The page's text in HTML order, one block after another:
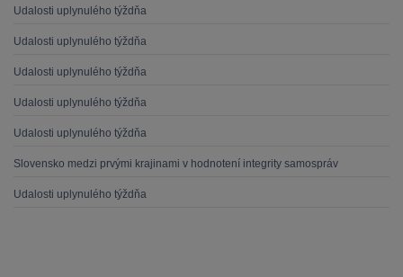
Udalosti uplynulého týždňa
Udalosti uplynulého týždňa
Udalosti uplynulého týždňa
Udalosti uplynulého týždňa
Udalosti uplynulého týždňa
Slovensko medzi prvými krajinami v hodnotení integrity samospráv
Udalosti uplynulého týždňa